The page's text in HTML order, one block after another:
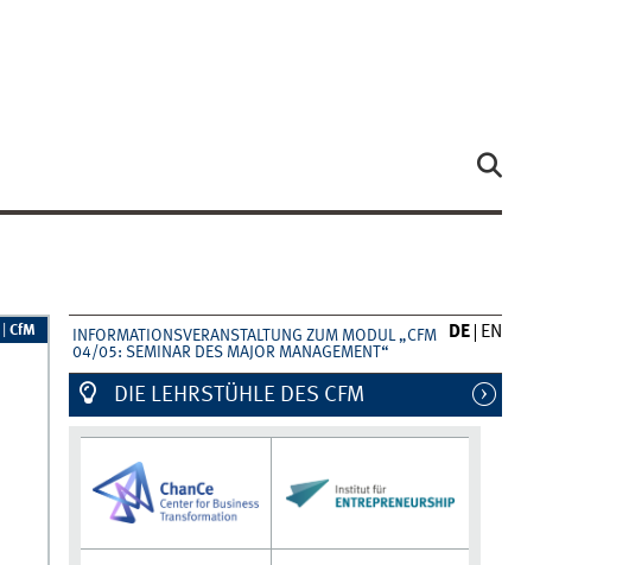
DE EN
INFORMATIONSVERANSTALTUNG ZUM MODUL „CFM
04/05: SEMINAR DES MAJOR MANAGEMENT“
|CfM
DIE LEHRSTÜHLE DES CFM